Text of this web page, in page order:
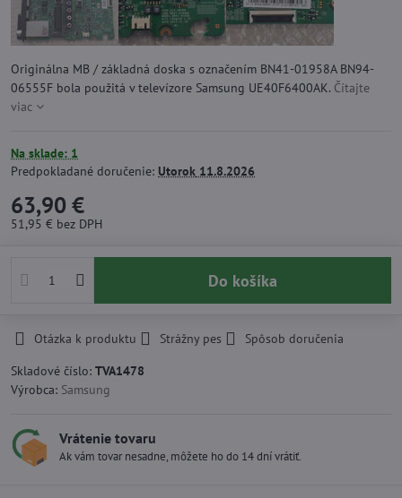
Originálna MB / základná doska s označením BN41-01958A BN94-
06555F bola použitá v televízore Samsung UE40F6400AK. Čítajte
viac
Na sklade: 1
Predpokladané doručenie: Utorok 11.8.2026
63,90 €
51,95 € bez DPH
Do košíka
Otázka k produktu Strážny pes
Spôsob doručenia
Skladové číslo: TVA1478
Výrobca: Samsung
Vrátenie tovaru
Ak vám tovar nesadne, môžete ho do 14 dní vrátiť.